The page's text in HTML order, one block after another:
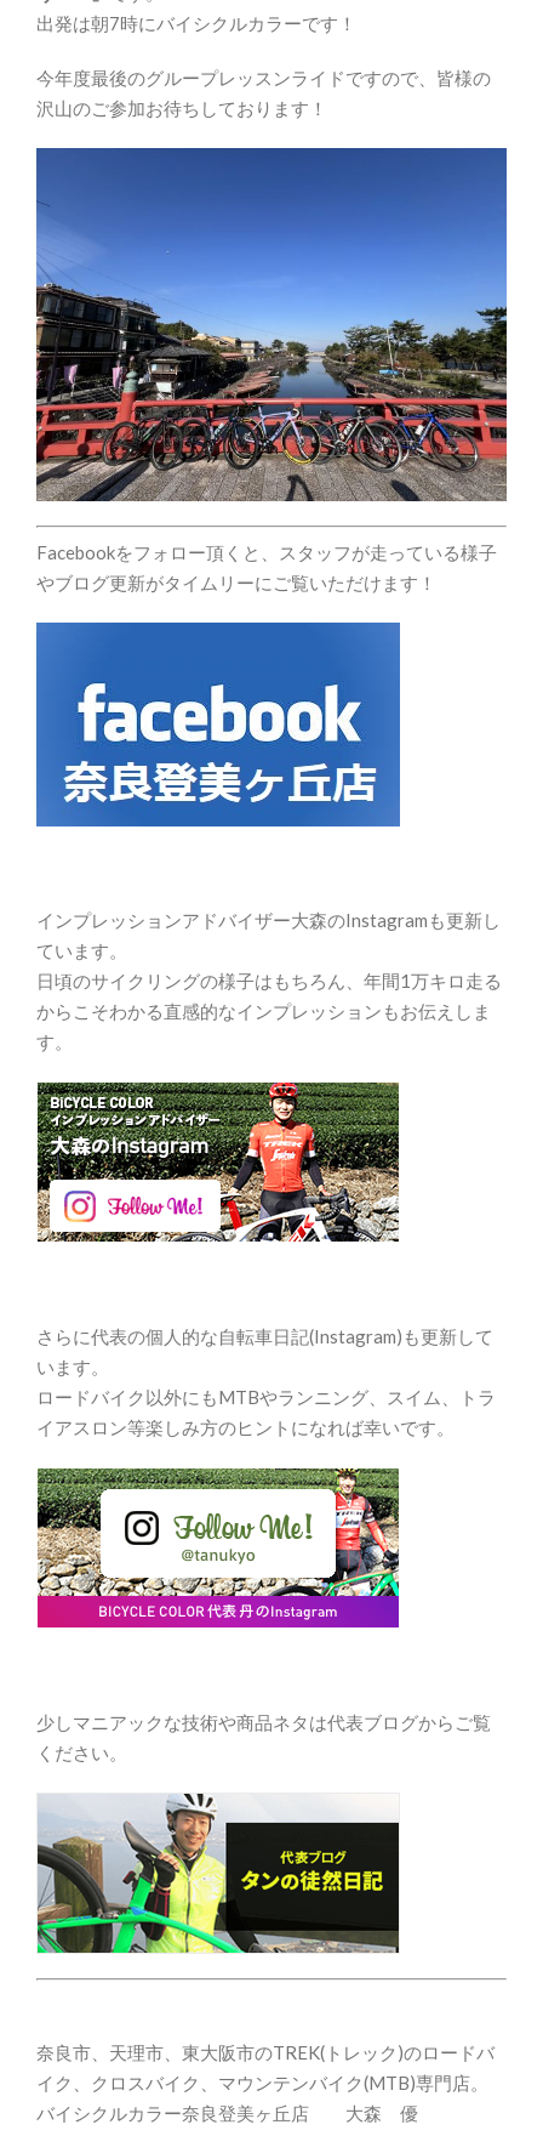
出発は朝7時にバイシクルカラーです！
今年度最後のグループレッスンライドですので、皆様の
沢山のご参加お待ちしております！
Facebookをフォロー頂くと、スタッフが走っている様子
やブログ更新がタイムリーにご覧いただけます！
インプレッションアドバイザー大森のInstagramも更新し
ています。
日頃のサイクリングの様子はもちろん、年間1万キロ走る
からこそわかる直感的なインプレッションもお伝えしま
す。
さらに代表の個人的な自転車日記(Instagram)も更新して
います。
ロードバイク以外にもMTBやランニング、スイム、トラ
イアスロン等楽しみ方のヒントになれば幸いです。
少しマニアックな技術や商品ネタは代表ブログからご覧
ください。
奈良市、天理市、東大阪市のTREK(トレック)のロードバ
イク、クロスバイク、マウンテンバイク(MTB)専門店。
バイシクルカラー奈良登美ヶ丘店 大森 優